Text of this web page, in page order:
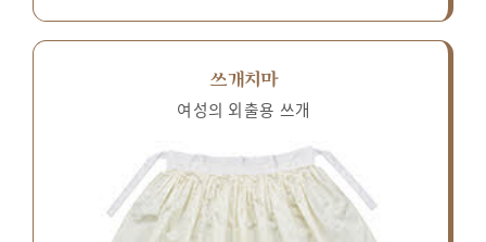
쓰개치마
여성의 외출용 쓰개